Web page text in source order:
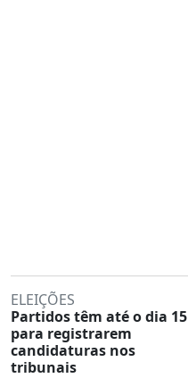
ELEIÇÕES
Partidos têm até o dia 15
para registrarem
candidaturas nos
tribunais